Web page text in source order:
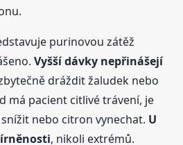
purinovou zátěž
Vyšší dávky nepřinášejí
dráždit žaludek nebo
má pacient citlivé trávení, je
nebo citron vynechat. U
, nikoli extrémů.